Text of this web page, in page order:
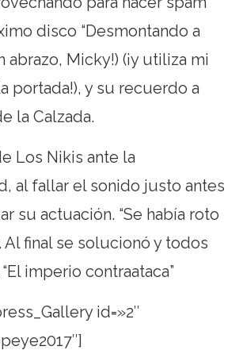
disco “Desmontando a
abrazo, Micky!) (¡y utiliza mi
portada!), y su recuerdo a
la Calzada.
Los Nikis ante la
al fallar el sonido justo antes
su actuación. “Se había roto
Al final se solucionó y todos
imperio contraataca”
id=»2″